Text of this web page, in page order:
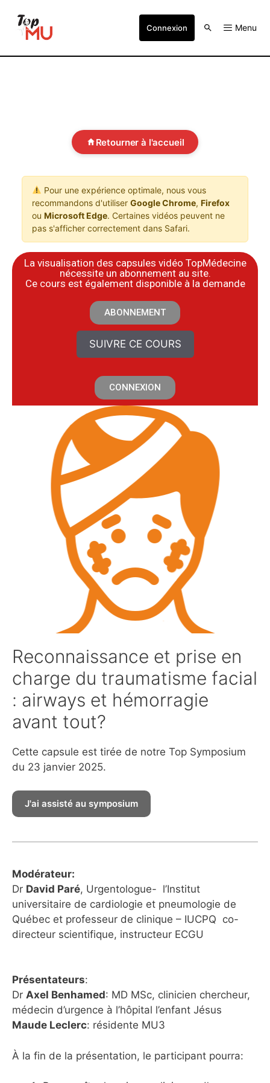
Connexion Menu
Retourner à l'accueil
Pour une expérience optimale, nous vous
recommandons d'utiliser Google Chrome, Firefox
ou Microsoft Edge. Certaines vidéos peuvent ne
pas s'afficher correctement dans Safari.
La visualisation des capsules vidéo TopMédecine
nécessite un abonnement au site.
​Ce cours est également disponible à la demande
ABONNEMENT
SUIVRE CE COURS
CONNEXION
Reconnaissance et prise en
charge du traumatisme facial
: airways et hémorragie
avant tout?
Cette capsule est tirée de notre Top Symposium
du 23 janvier 2025.
Modérateur:
Dr David Paré, Urgentologue- l’Institut
universitaire de cardiologie et pneumologie de
Québec et professeur de clinique – IUCPQ co-
directeur scientifique, instructeur ECGU
Présentateurs:
Dr Axel Benhamed: MD MSc, clinicien chercheur,
médecin d’urgence à l’hôpital l’enfant Jésus
Maude Leclerc: résidente MU3
À la fin de la présentation, le participant pourra: